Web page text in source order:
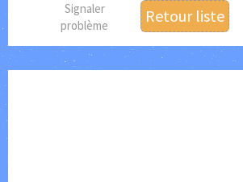
Signaler
problème
Retour liste